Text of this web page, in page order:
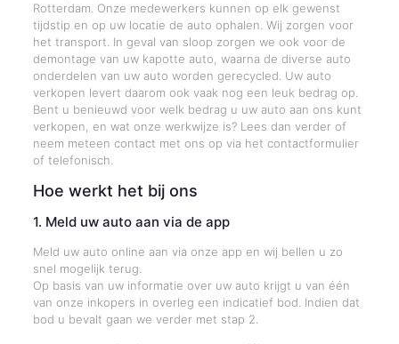
Rotterdam. Onze medewerkers kunnen op elk gewenst
tijdstip en op uw locatie de auto ophalen. Wij zorgen voor
het transport. In geval van sloop zorgen we ook voor de
demontage van uw kapotte auto, waarna de diverse auto
onderdelen van uw auto worden gerecycled. Uw auto
verkopen levert daarom ook vaak nog een leuk bedrag op.
Bent u benieuwd voor welk bedrag u uw auto aan ons kunt
verkopen, en wat onze werkwijze is? Lees dan verder of
neem meteen contact met ons op via het contactformulier
of telefonisch.
Hoe werkt het bij ons
1. Meld uw auto aan via de app
Meld uw auto online aan via onze app en wij bellen u zo
snel mogelijk terug.
Op basis van uw informatie over uw auto krijgt u van één
van onze inkopers in overleg een indicatief bod. Indien dat
bod u bevalt gaan we verder met stap 2.